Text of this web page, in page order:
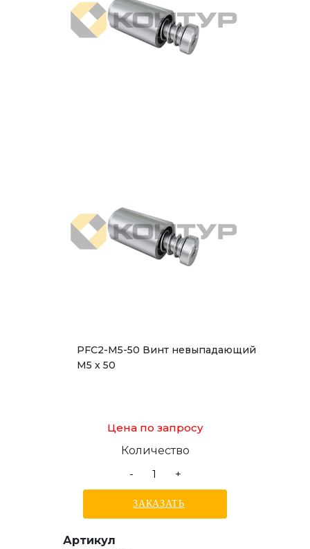
PFC2-M5-50 Винт невыпадающий
М5 х 50
Цена по запросу
Количество
-
+
ЗАКАЗАТЬ
Артикул